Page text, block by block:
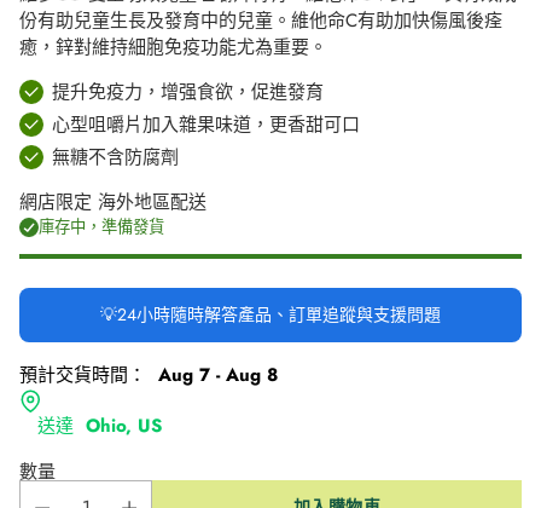
份有助兒童生長及發育中的兒童。維他命C有助加快傷風後痊
癒，鋅對維持細胞免疫功能尤為重要。
提升免疫力，增强食欲，促進發育
心型咀嚼片加入雜果味道，更香甜可口
無糖不含防腐劑
網店限定 海外地區配送
庫存中，準備發貨
💡24小時隨時解答產品、訂單追蹤與支援問題
預計交貨時間：
Aug 7 - Aug 8
送達 Ohio, US
數量